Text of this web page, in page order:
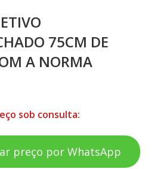
75CM DE
A NORMA
sob consulta:
preço por WhatsApp